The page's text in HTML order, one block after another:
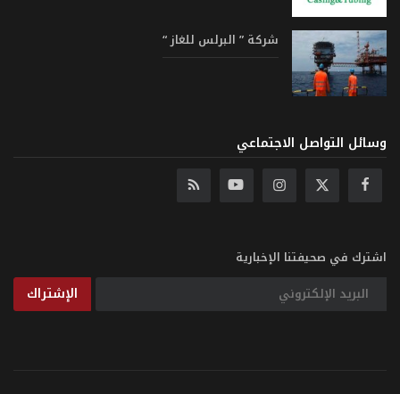
شركة ” البرلس للغاز “
وسائل التواصل الاجتماعي
اشترك في صحيفتنا الإخبارية
الإشتراك